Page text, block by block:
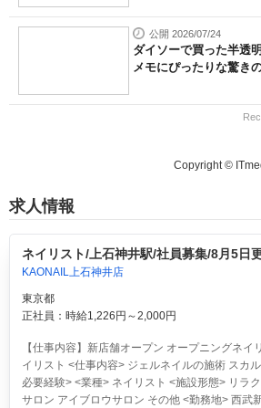
公開 2026/07/24
ダイソーで買った半
メモにぴったりな驚き
Copyright ©
求人情報
ネイリスト/上石神井駅/社員募集/8月5日
KAONAIL上石神井店
東京都
正社員：時給1,226円～2,000円
【仕事内容】新店舗オープン オープニングネイ
イリスト <仕事内容> ジェルネイルの施術 スカ
必要経験> <業種> ネイリスト <施設形態> リラ
サロン アイブロウサロン その他 <勤務地> 西武